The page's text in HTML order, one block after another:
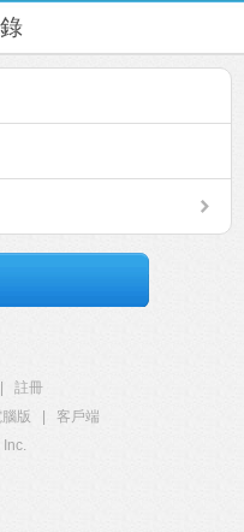
註冊
版
客戶端